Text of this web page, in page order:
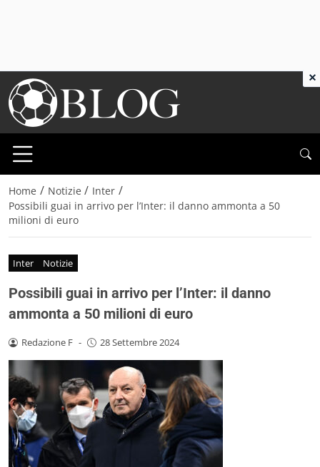
Home / Notizie / Inter /
Possibili guai in arrivo per l’Inter: il danno ammonta a 50
milioni di euro
Inter Notizie
Possibili guai in arrivo per l’Inter: il danno
ammonta a 50 milioni di euro
Redazione F - 28 Settembre 2024
×